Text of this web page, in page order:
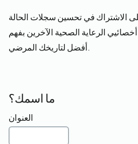
الاشتراك في تحسين سجلات الحالة
الرعاية الصحية الآخرين بفهم
أفضل لتاريخك المرضي.
ما اسمك؟
العنوان